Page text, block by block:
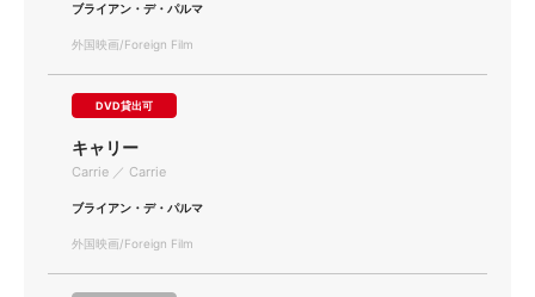
ブライアン・デ・パルマ
外国映画/Foreign Film
DVD貸出可
キャリー
Carrie ／ Carrie
ブライアン・デ・パルマ
外国映画/Foreign Film